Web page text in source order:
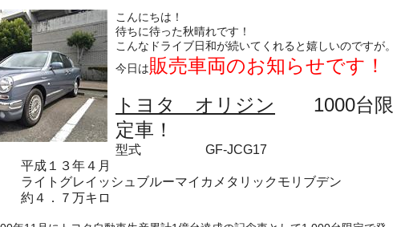
こんにちは！
待ちに待った秋晴れです！
こんなドライブ日和が続いてくれると嬉しいのですが。
今日は販売車両のお知らせです！
トヨタ オリジン
1000台限
定車！
型式 GF-JCG17
平成１３年４月
トグレイッシュブルーマイカメタリックモリブデン
４．７万キロ